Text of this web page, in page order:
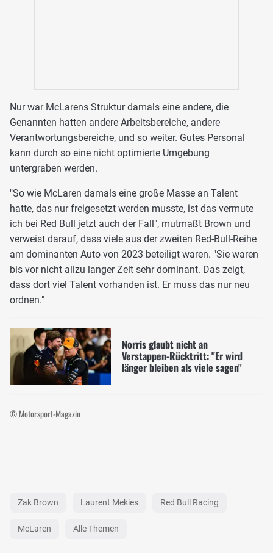
Nur war McLarens Struktur damals eine andere, die
Genannten hatten andere Arbeitsbereiche, andere
Verantwortungsbereiche, und so weiter. Gutes Personal
kann durch so eine nicht optimierte Umgebung
untergraben werden.
"So wie McLaren damals eine große Masse an Talent
hatte, das nur freigesetzt werden musste, ist das vermute
ich bei Red Bull jetzt auch der Fall", mutmaßt Brown und
verweist darauf, dass viele aus der zweiten Red-Bull-Reihe
am dominanten Auto von 2023 beteiligt waren. "Sie waren
bis vor nicht allzu langer Zeit sehr dominant. Das zeigt,
dass dort viel Talent vorhanden ist. Er muss das nur neu
ordnen."
Norris glaubt nicht an
Verstappen-Rücktritt: "Er wird
länger bleiben als viele sagen"
© Motorsport-Magazin
Zak Brown Laurent Mekies Red Bull Racing
McLaren Alle Themen